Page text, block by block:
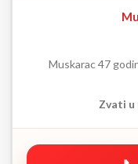
Muskarac 47
Zvati u